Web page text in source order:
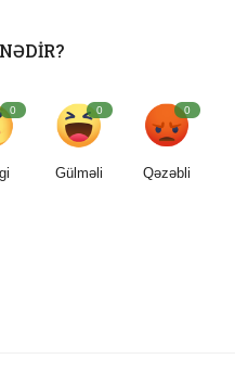
0 0
Gülməli
0
Qəzəbli